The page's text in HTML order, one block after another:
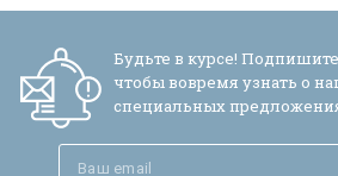
согласен на их
Будьте в курсе!
чтобы вовремя узнать о
специальных